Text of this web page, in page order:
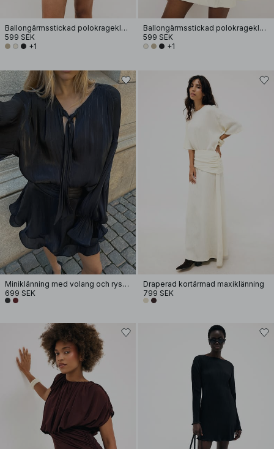
Ballongärmsstickad polokrageklänning
599 SEK
+1
Ballongärmsstickad polokrageklänning
599 SEK
+1
Miniklänning med volang och ryschad midja
699 SEK
Draperad kortärmad maxiklänning
799 SEK